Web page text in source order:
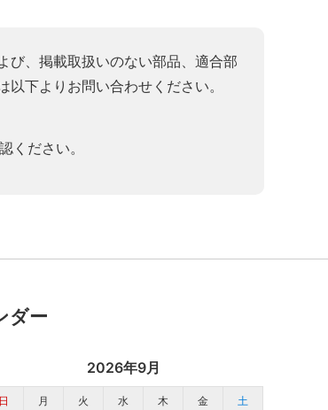
び、掲載取扱いのない部品、適合部
下よりお問い合わせください。
ください。
ダー
2026年9月
日 月 火 水 木 金
土